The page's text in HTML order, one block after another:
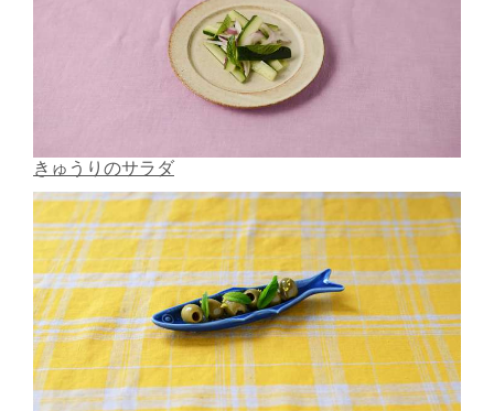
きゅうりのサラダ